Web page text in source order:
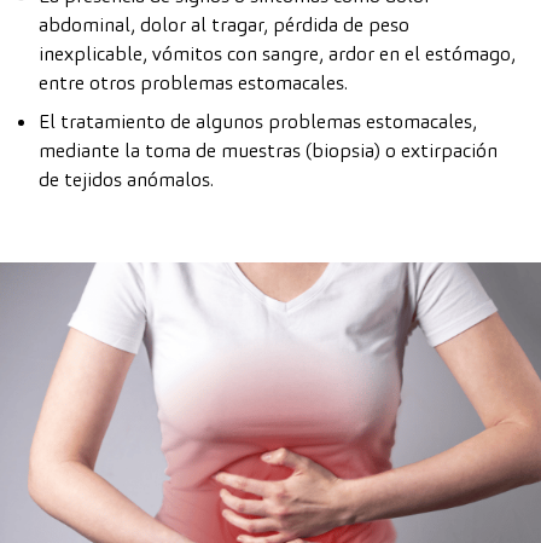
abdominal, dolor al tragar, pérdida de peso
inexplicable, vómitos con sangre, ardor en el estómago,
entre otros problemas estomacales.
El tratamiento de algunos problemas estomacales,
mediante la toma de muestras (biopsia) o extirpación
de tejidos anómalos.